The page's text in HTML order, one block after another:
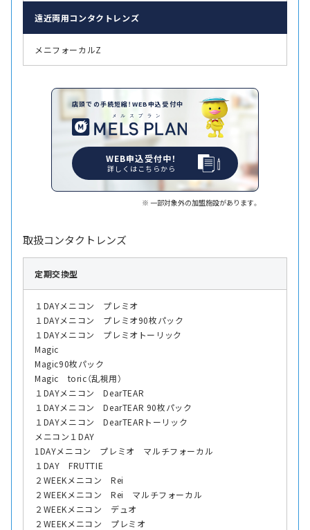
遠近両用コンタクトレンズ
メニフォーカルZ
店頭での手続短縮！WEB申込受付中
WEB申込受付中！
詳しくはこちらから
一部対象外の加盟施設があります。
取扱コンタクトレンズ
定期交換型
１DAYメニコン プレミオ
１DAYメニコン プレミオ90枚パック
１DAYメニコン プレミオトーリック
Magic
Magic90枚パック
Magic toric（乱視用）
１DAYメニコン DearTEAR
１DAYメニコン DearTEAR 90枚パック
１DAYメニコン DearTEARトーリック
メニコン１DAY
1DAYメニコン プレミオ マルチフォーカル
１DAY FRUTTIE
２WEEKメニコン Rei
２WEEKメニコン Rei マルチフォーカル
２WEEKメニコン デュオ
２WEEKメニコン プレミオ